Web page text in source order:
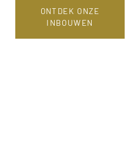
ONTDEK ONZE
INBOUWEN